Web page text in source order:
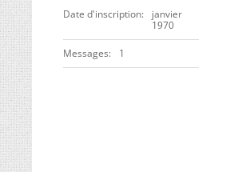
Date d'inscription
janvier
1970
Messages 1